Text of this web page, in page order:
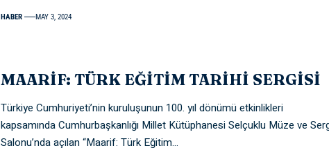
HABER MAY 3, 2024
MAARİF: TÜRK EĞİTİM TARİHİ SERGİSİ
Türkiye Cumhuriyeti’nin kuruluşunun 100. yıl dönümü etkinlikleri
kapsamında Cumhurbaşkanlığı Millet Kütüphanesi Selçuklu Müze ve
Salonu’nda açılan “Maarif: Türk Eğitim…